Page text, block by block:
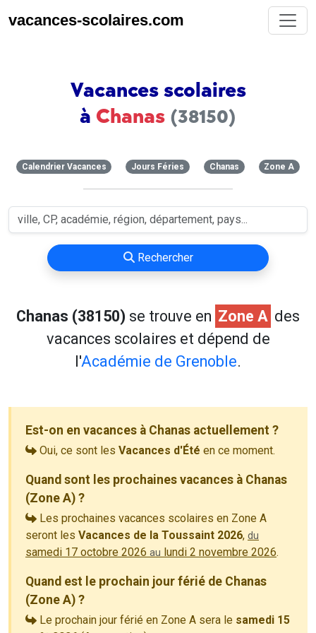
vacances-scolaires.com
Vacances scolaires
à Chanas (38150)
Calendrier Vacances Jours Féries Chanas Zone A
Rechercher
Chanas (38150) se trouve en Zone A des
vacances scolaires et dépend de
l'Académie de Grenoble.
Est-on en vacances à Chanas actuellement ?
Oui, ce sont les Vacances d'Été en ce moment.
Quand sont les prochaines vacances à Chanas
(Zone A) ?
Les prochaines vacances scolaires en Zone A
seront les Vacances de la Toussaint 2026, du
samedi 17 octobre 2026 au lundi 2 novembre 2026.
Quand est le prochain jour férié de Chanas
(Zone A) ?
Le prochain jour férié en Zone A sera le samedi 15